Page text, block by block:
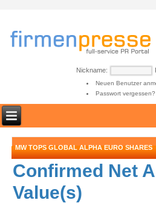
Nickname:
Neuen Benutzer
Passwort vergessen?
MW TOPS GLOBAL ALPHA EURO SHARES
Confirmed Net
Value(s)